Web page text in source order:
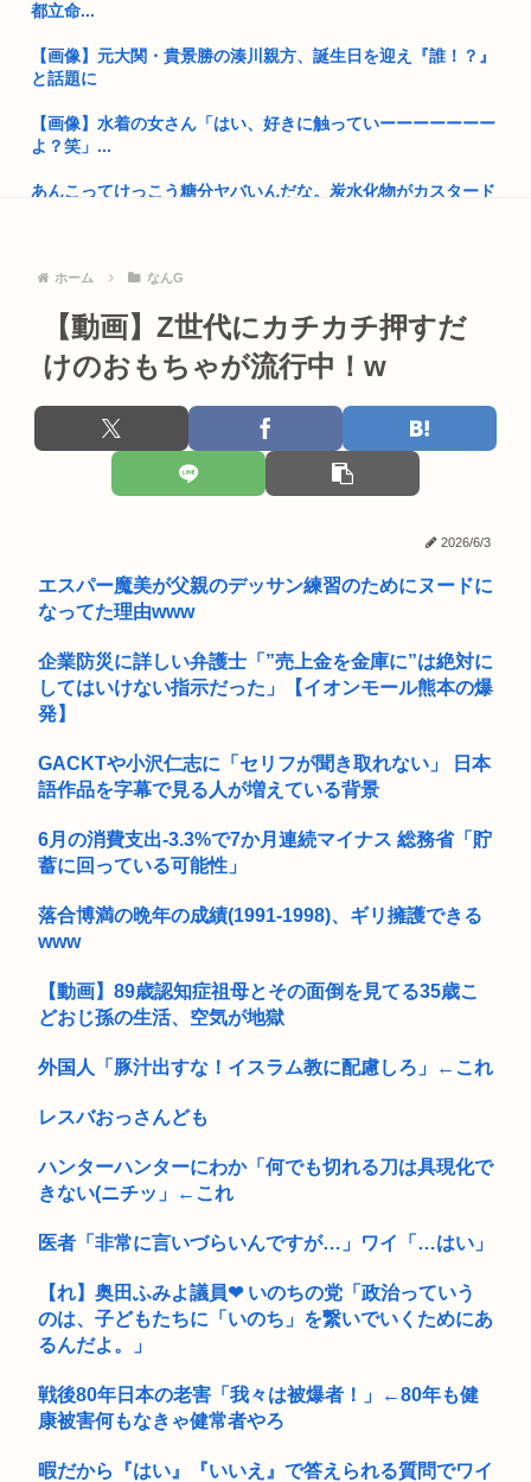
【画像】ナイフを持った無敵の弱者男性、成敗される
高市首相、出張マッサージへ
【熊本地震】厚労省「被災者に10万円貸し付けます」
【画像】小池百合子×高市早苗
ワイ風俗とか行ったことないんやけどさ??
【動画】女さん「男と話してる時、おぱーい見てるのすぐわか
【天皇】すまん、小林よりしのりを支持するわ
【高市】ゴラム(56歳)、女子中学生をナイフで脅し性的暴行
都立命...
【画像】元大関・貴景勝の湊川親方、誕生日を迎え『誰！？』
と話題に
【画像】水着の女さん「はい、好きに触っていーーーーーーー
よ？笑」...
あんこってけっこう糖分ヤバいんだな。炭水化物がカスタード
帰につい...
MARCHって高学歴なの？
【デラウェア】若者2人を誘惑してレ●プしたダンス教室の女先
生逮捕
【悲報】「果糖」が「がん転移」を促すと判明
【画像】小倉ゆうかさん、グラビア電撃復帰で水着撮影www
の凄...
障害年金受給大学生ワイ、就活や院試に必死な同期を高みの見
物www
ひろゆき氏の妻・西村ゆか氏、新党結成巡る”ブチギレ”投稿を
謝罪「...
Every Little Thingがデビュー30周年で楽曲人気...
【高校野球】甲子園 青森山田のユニフォームが話題沸騰！
称賛続々...
【画像】具志堅用高「本気で俺を殴ってみろ！」井上尚弥「マ
外環道と圏央道 事故でおわる 高市
脱衣麻雀でしか得られないときめきってあるよな
ホーム なんG
【動画】Z世代にカチカチ押すだ
けのおもちゃが流行中！w
2026/6/3
エスパー魔美が父親のデッサン練習のためにヌードに
なってた理由www
企業防災に詳しい弁護士「”売上金を金庫に”は絶対に
してはいけない指示だった」【イオンモール熊本の爆
発】
GACKTや小沢仁志に「セリフが聞き取れない」 日本
語作品を字幕で見る人が増えている背景
6月の消費支出-3.3%で7か月連続マイナス 総務省「貯
蓄に回っている可能性」
落合博満の晩年の成績(1991-1998)、ギリ擁護できる
www
【動画】89歳認知症祖母とその面倒を見てる35歳こ
どおじ孫の生活、空気が地獄
外国人「豚汁出すな！イスラム教に配慮しろ」←これ
レスバおっさんども
ハンターハンターにわか「何でも切れる刀は具現化で
きない(ニチッ」←これ
医者「非常に言いづらいんですが…」ワイ「…はい」
【れ】奥田ふみよ議員❤‍ いのちの党「政治っていう
のは、子どもたちに「いのち」を繋いでいくためにあ
るんだよ。」
戦後80年日本の老害「我々は被爆者！」←80年も健
康被害何もなきゃ健常者やろ
暇だから『はい』『いいえ』で答えられる質問でワイ